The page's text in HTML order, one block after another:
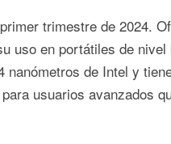
trimestre de 2024.
en portátiles de
de Intel y
usuarios avanzados